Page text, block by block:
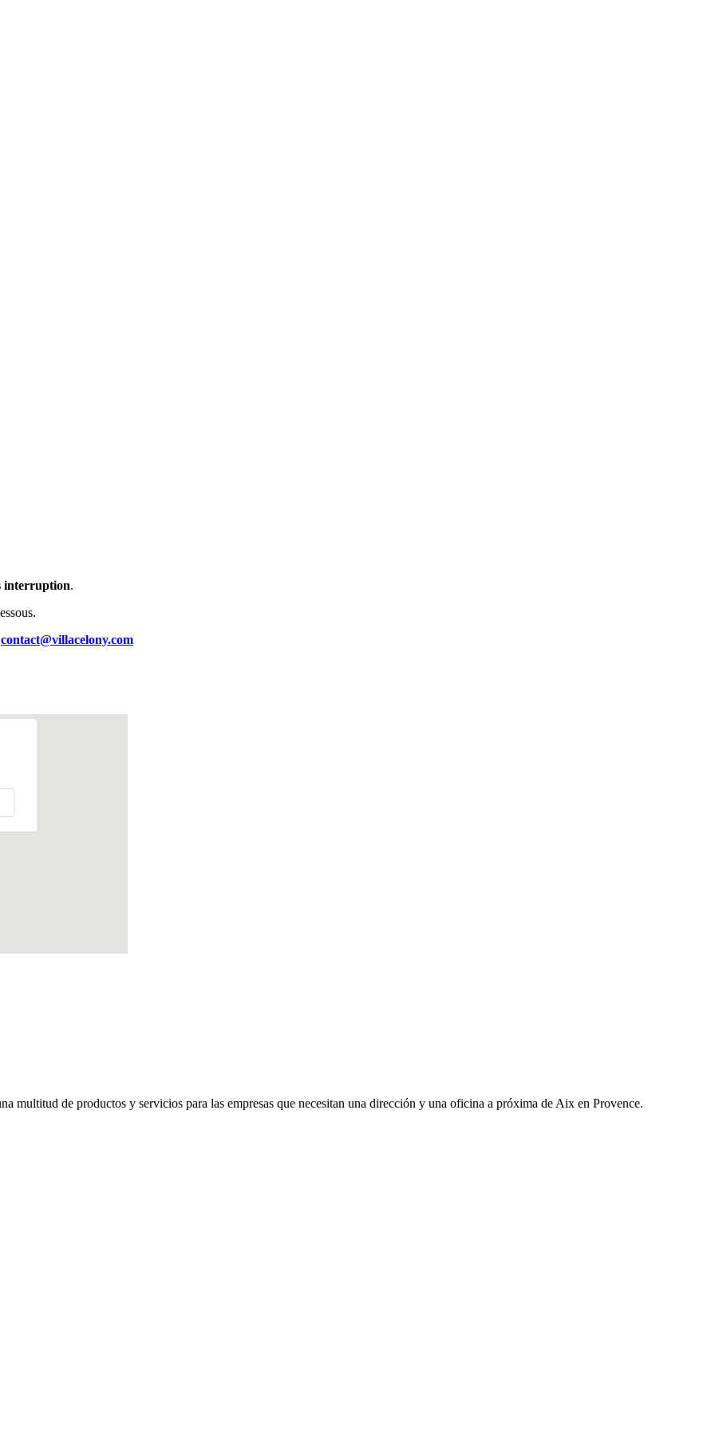
interruption.
contact@villacelony.com
multitud de productos y servicios para las empresas que necesitan una dirección y una oficina a próxima de Aix en Provence.